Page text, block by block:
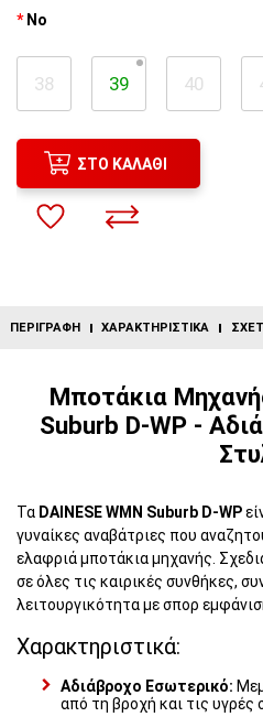
Νο
38 39 40
ΣΤΟ ΚΑΛΆΘΙ
ΠΕΡΙΓΡΑΦΉ ΧΑΡΑΚΤΗΡΙΣΤΙΚΆ
Μποτάκια
Suburb D-WP -
Τα DAINESE WMN Suburb D-WP
γυναίκες αναβάτριες που
ελαφριά μποτάκια μηχανής.
σε όλες τις καιρικές συνθήκες,
λειτουργικότητα με σπορ
Χαρακτηριστικά:
Αδιάβροχο Εσωτερικό:
από τη βροχή και τις υγρές